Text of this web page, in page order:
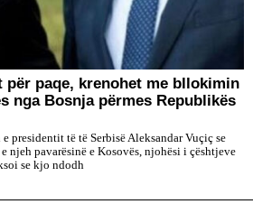
për paqe, krenohet me bllokimin
nga Bosnja përmes Republikës
presidentit të të Serbisë Aleksandar Vuçiç se
njeh pavarësinë e Kosovës, njohësi i çështjeve
se kjo ndodh